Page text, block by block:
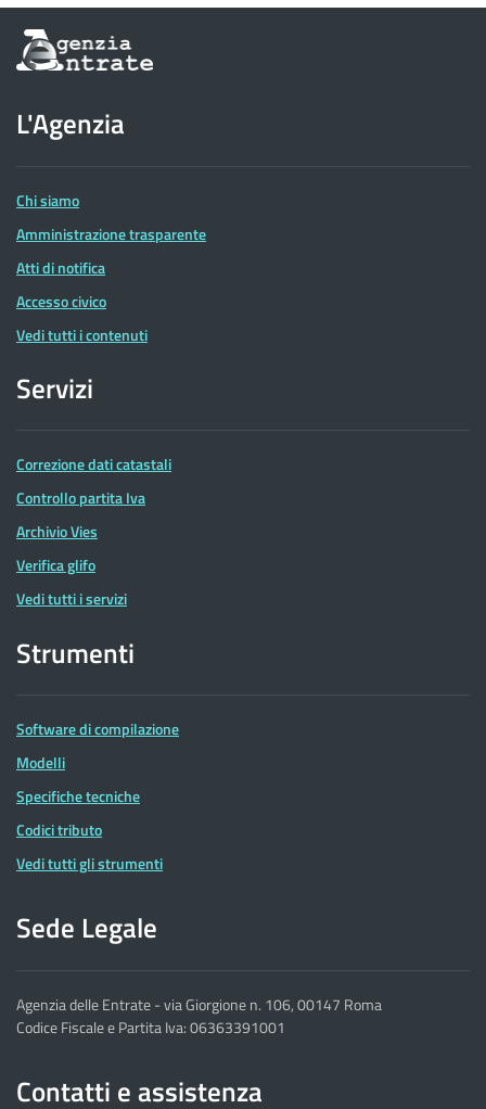
Informazioni
sul
dell'Agenzia
delle
Entrate
L'Agenzia
Chi siamo
Amministrazione trasparente
Atti di notifica
Accesso civico
Vedi tutti i contenuti
Servizi
Correzione dati catastali
Controllo partita Iva
Archivio Vies
Verifica glifo
Vedi tutti i servizi
Strumenti
Software di compilazione
Modelli
Specifiche tecniche
Codici tributo
Vedi tutti gli strumenti
Sede Legale
Agenzia delle Entrate - via Giorgione n. 106, 00147 Roma
Codice Fiscale e Partita Iva: 06363391001
Contatti e assistenza